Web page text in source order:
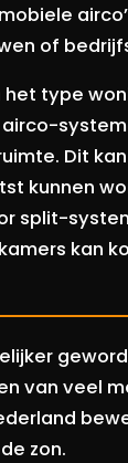
of
type
Dit
kunnen
split-
kan
van veel
zon.